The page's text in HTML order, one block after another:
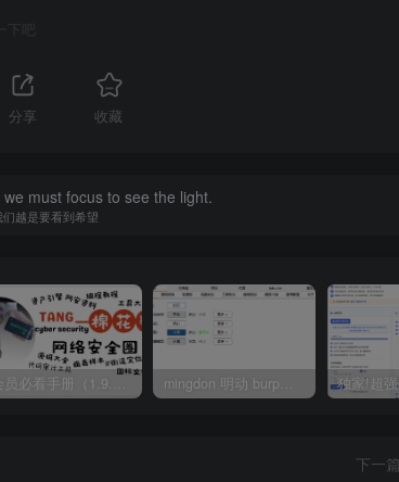
下吧
分享 收藏
must focus to see the light.
越是要看到希望
下一篇